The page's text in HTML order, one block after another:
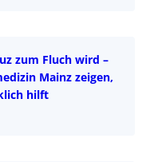
zum Fluch wird –
Mainz zeigen,
hilft